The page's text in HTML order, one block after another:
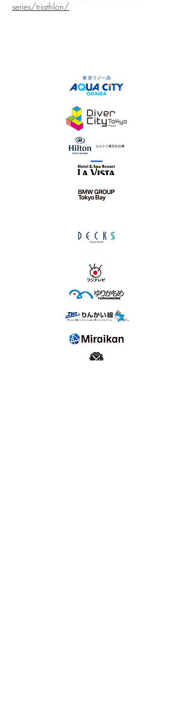
series/triathlon/